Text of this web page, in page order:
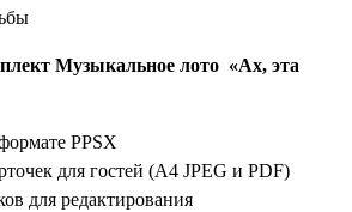
Музыкальное лото «Ах, эта
PPSX
для гостей (A4 JPEG и PDF)
для редактирования